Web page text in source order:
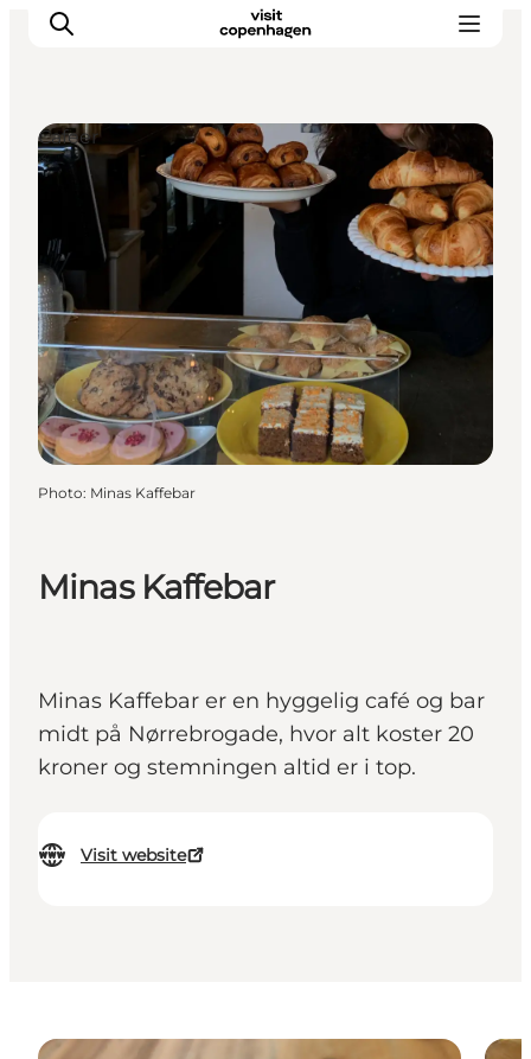
Aktiviteter
Mat och dryck
Planera din resa
Minas Kaffebar
Minas Kaffebar er en hyggelig café og bar
midt på Nørrebrogade, hvor alt koster 20
kroner og stemningen altid er i top.
Visit website
Cafeer
Photo: Minas Kaffebar